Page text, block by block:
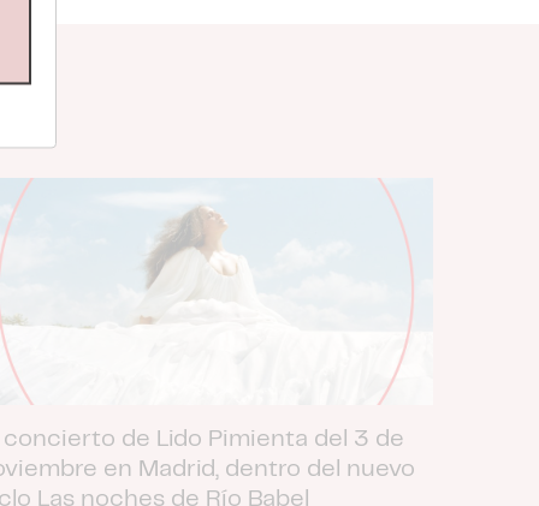
concierto de Lido Pimienta del 3 de
en Madrid, dentro del nuevo
Las noches de Río Babel